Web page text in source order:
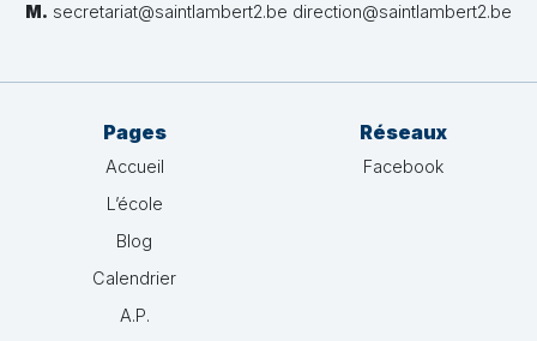
M. secretariat@saintlambert2.be direction@saintlambert2.be
Pages
Accueil
L’école
Blog
Calendrier
A.P.
Réseaux
Facebook